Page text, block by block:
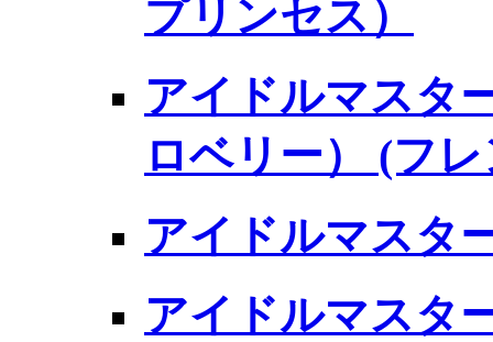
プリンセス）
アイドルマスタ
ロベリー） (フ
アイドルマスタ
アイドルマスタ